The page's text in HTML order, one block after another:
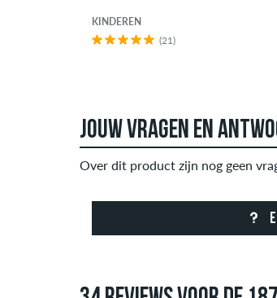
KINDEREN
(21)
JOUW VRAGEN EN
Over dit product zijn nog geen